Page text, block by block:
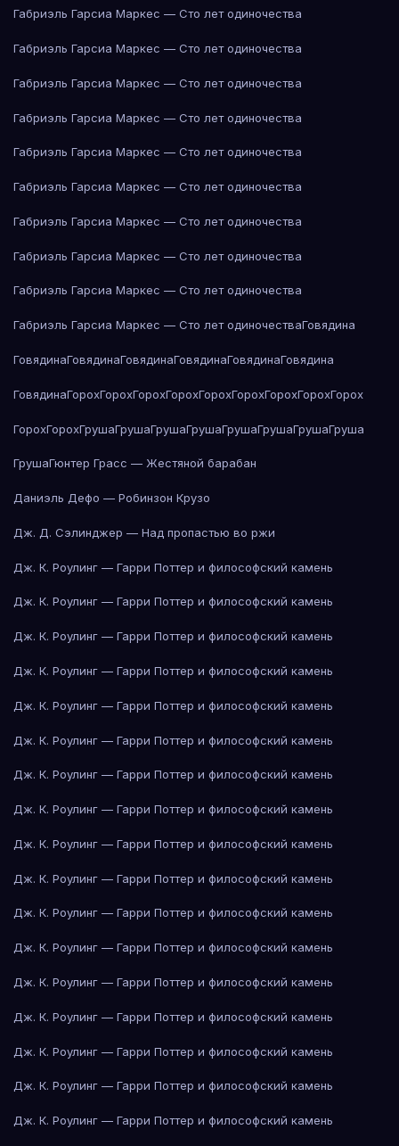
Габриэль Гарсиа Маркес — Сто лет одиночества
Габриэль Гарсиа Маркес — Сто лет одиночества
Габриэль Гарсиа Маркес — Сто лет одиночества
Габриэль Гарсиа Маркес — Сто лет одиночества
Габриэль Гарсиа Маркес — Сто лет одиночества
Габриэль Гарсиа Маркес — Сто лет одиночества
Габриэль Гарсиа Маркес — Сто лет одиночества
Габриэль Гарсиа Маркес — Сто лет одиночества
Габриэль Гарсиа Маркес — Сто лет одиночества
Габриэль Гарсиа Маркес — Сто лет одиночестваГовядина
ГовядинаГовядинаГовядинаГовядинаГовядинаГовядина
ГовядинаГорохГорохГорохГорохГорохГорохГорохГорохГорох
ГорохГорохГрушаГрушаГрушаГрушаГрушаГрушаГрушаГруша
ГрушаГюнтер Грасс — Жестяной барабан
Даниэль Дефо — Робинзон Крузо
Дж. Д. Сэлинджер — Над пропастью во ржи
Дж. К. Роулинг — Гарри Поттер и философский камень
Дж. К. Роулинг — Гарри Поттер и философский камень
Дж. К. Роулинг — Гарри Поттер и философский камень
Дж. К. Роулинг — Гарри Поттер и философский камень
Дж. К. Роулинг — Гарри Поттер и философский камень
Дж. К. Роулинг — Гарри Поттер и философский камень
Дж. К. Роулинг — Гарри Поттер и философский камень
Дж. К. Роулинг — Гарри Поттер и философский камень
Дж. К. Роулинг — Гарри Поттер и философский камень
Дж. К. Роулинг — Гарри Поттер и философский камень
Дж. К. Роулинг — Гарри Поттер и философский камень
Дж. К. Роулинг — Гарри Поттер и философский камень
Дж. К. Роулинг — Гарри Поттер и философский камень
Дж. К. Роулинг — Гарри Поттер и философский камень
Дж. К. Роулинг — Гарри Поттер и философский камень
Дж. К. Роулинг — Гарри Поттер и философский камень
Дж. К. Роулинг — Гарри Поттер и философский камень